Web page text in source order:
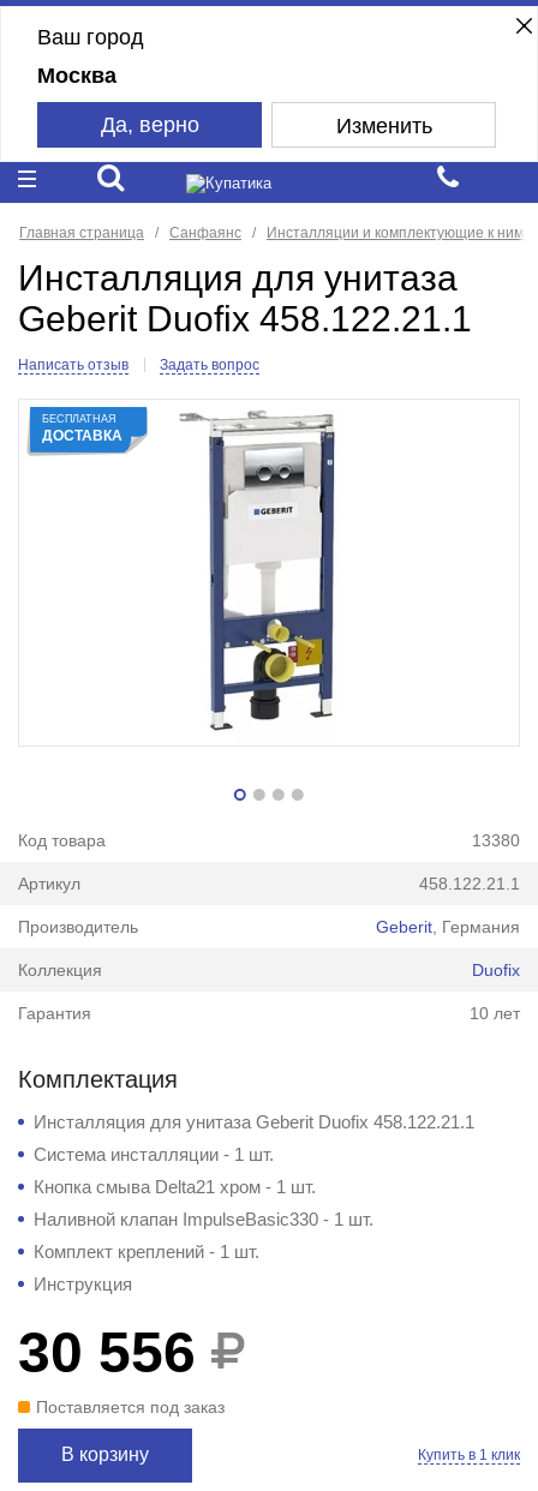
Ваш город
Москва
Да, верно Изменить
Главная страница Санфаянс Инсталляции и комплектующие к ним
Инсталляция для унитаза
Geberit Duofix 458.122.21.1
Написать отзыв Задать вопрос
БЕСПЛАТНАЯ
ДОСТАВКА
Код товара 13380
Артикул 458.122.21.1
Производитель Geberit , Германия
Коллекция Duofix
Гарантия 10 лет
Комплектация
Инсталляция для унитаза Geberit Duofix 458.122.21.1
Система инсталляции - 1 шт.
Кнопка смыва Delta21 хром - 1 шт.
Наливной клапан ImpulseBasic330 - 1 шт.
Комплект креплений - 1 шт.
Инструкция
30 556
Поставляется под заказ
В корзину Купить в 1 клик